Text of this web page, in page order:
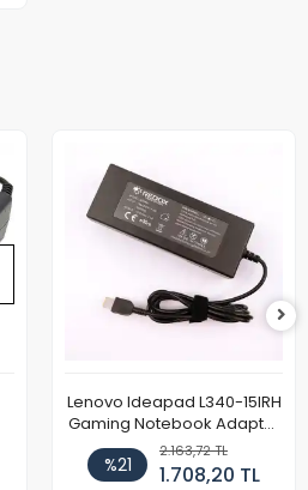
Lenovo Ideapad L340-15IRH
Gaming Notebook Adaptör
Cihazı Şarj Aleti (150W)
%21
2.163,72 TL
1.708,20 TL